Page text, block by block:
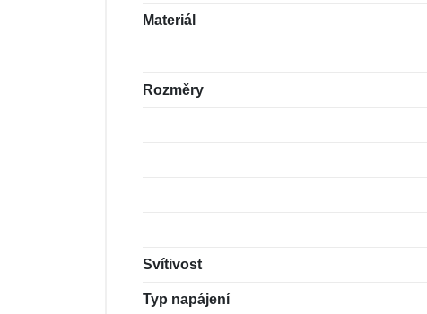
Materiál
Rozměry
Svítivost
Typ napájení